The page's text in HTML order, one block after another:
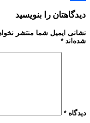
Share
دیدگاهتان را بنویسید
نشانی ایمیل شما منتشر
شده‌اند*
دیدگاه*